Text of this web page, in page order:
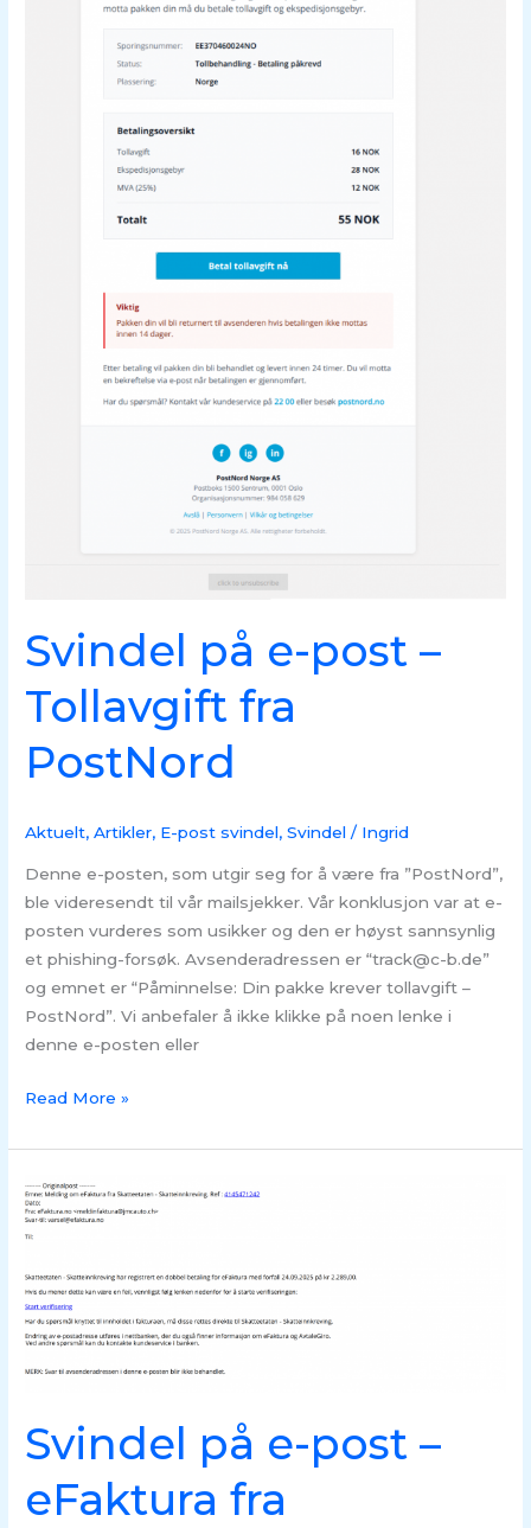
Svindel på e-post –
Tollavgift fra
PostNord
Aktuelt,Artikler, E-post svindel,Svindel / Ingrid
Denne e-posten, som utgir seg for å være fra ”PostNord”,
ble videresendt til vår mailsjekker. Vår konklusjon var at e-
posten vurderes som usikker og den er høyst sannsynlig
et phishing-forsøk. Avsenderadressen er “track@c-b.de”
og emnet er “Påminnelse: Din pakke krever tollavgift –
PostNord”. Vi anbefaler å ikke klikke på noen lenke i
denne e-posten eller
Read More »
Svindel på e-post –
eFaktura fra
Svindel
på
e-
post
–
eFaktura